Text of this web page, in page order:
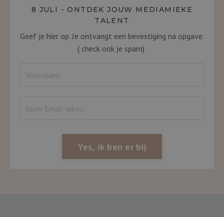
8 JULI - ONTDEK JOUW MEDIAMIEKE
TALENT
Geef je hier op. Je ontvangt een bevestiging na opgave.
( check ook je spam)
Yes, ik ben er bij